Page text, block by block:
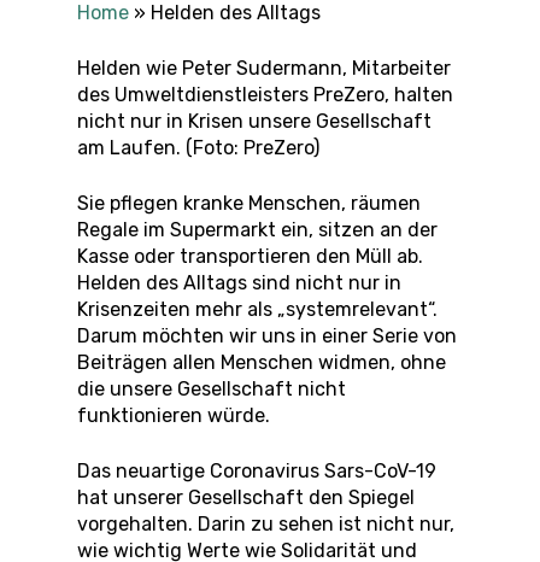
Home » Helden des Alltags
Helden wie Peter Sudermann, Mitarbeiter
des Umweltdienstleisters PreZero, halten
nicht nur in Krisen unsere Gesellschaft
am Laufen. (Foto: PreZero)
Sie pflegen kranke Menschen, räumen
Regale im Supermarkt ein, sitzen an der
Kasse oder transportieren den Müll ab.
Helden des Alltags sind nicht nur in
Krisenzeiten mehr als „systemrelevant“.
Darum möchten wir uns in einer Serie von
Beiträgen allen Menschen widmen, ohne
die unsere Gesellschaft nicht
funktionieren würde.
Das neuartige Coronavirus Sars-CoV-19
hat unserer Gesellschaft den Spiegel
vorgehalten. Darin zu sehen ist nicht nur,
wie wichtig Werte wie Solidarität und